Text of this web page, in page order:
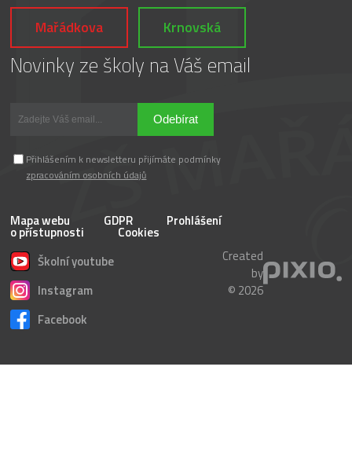
Mařádkova Krnovská
Novinky ze školy na Váš email
Odebírat
Přihlášením k newsletteru přijímáte podmínky
zpracováním osobních údajů
Mapa webu GDPR Prohlášení
o přístupnosti
Cookies
Školní youtube
Instagram
Facebook
Created
by
© 2026